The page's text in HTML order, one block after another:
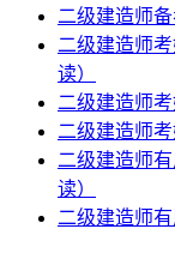
二级建造师
二级建造师
读）
二级建造师
二级建造师
二级建造师
读）
二级建造师